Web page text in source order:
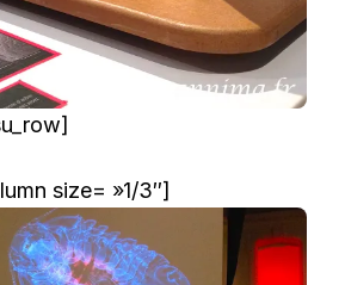
size= »1/3″]